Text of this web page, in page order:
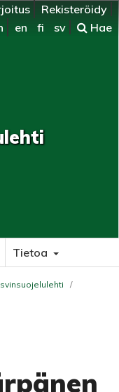
Rekisteröidy
en fi sv Hae
Tietoa
/